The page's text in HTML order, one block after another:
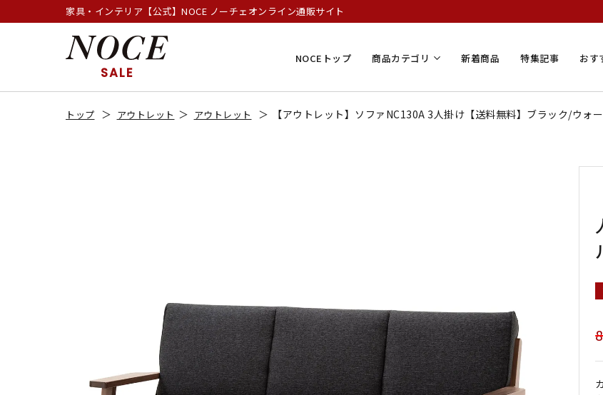
家具・インテリア【公式】NOCE ノーチェオンライン通販サイト
SALE
NOCEトップ 商品カテゴリ 新着商品 特集記事 おす
トップ アウトレット アウトレット 【アウトレット】ソファNC130A 3人掛け【送料無料】ブラック/ウォ